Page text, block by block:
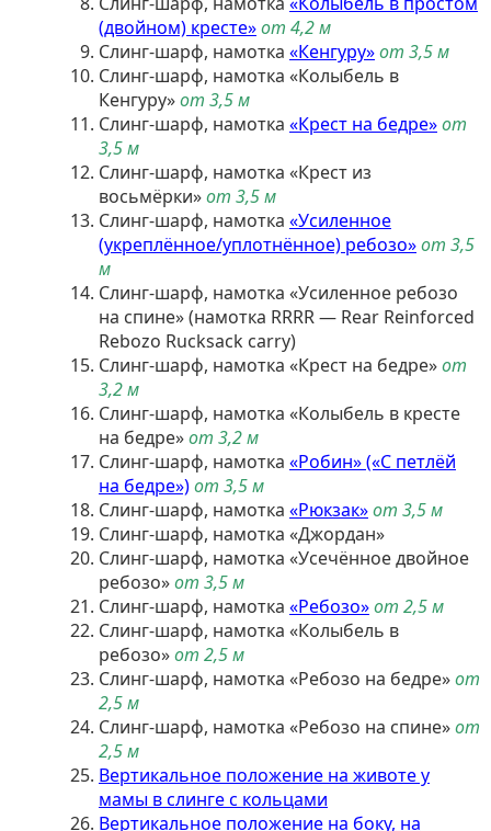
(двойном) кресте»от 4,2 м
Слинг-шарф, намотка «Кенгуру»от 3,5 м
Слинг-шарф, намотка «Колыбель в
Кенгуру»от 3,5 м
Слинг-шарф, намотка «Крест на бедре»от
3,5 м
Слинг-шарф, намотка «Крест из
восьмёрки»от 3,5 м
Слинг-шарф, намотка «Усиленное
(укреплённое/уплотнённое) ребозо»от 3,5
м
Слинг-шарф, намотка «Усиленное ребозо
на спине» (намотка RRRR — Rear Reinforced
Rebozo Rucksack carry)
Слинг-шарф, намотка «Крест на бедре»от
3,2 м
Слинг-шарф, намотка «Колыбель в кресте
на бедре»от 3,2 м
Слинг-шарф, намотка «Робин» («С петлёй
на бедре»)от 3,5 м
Слинг-шарф, намотка «Рюкзак»от 3,5 м
Слинг-шарф, намотка «Джордан»
Слинг-шарф, намотка «Усечённое двойное
ребозо»от 3,5 м
Слинг-шарф, намотка «Ребозо»от 2,5 м
Слинг-шарф, намотка «Колыбель в
ребозо»от 2,5 м
Слинг-шарф, намотка «Ребозо на бедре»от
2,5 м
Слинг-шарф, намотка «Ребозо на спине»от
2,5 м
Вертикальное положение на животе у
мамы в слинге с кольцами
Вертикальное положение на боку, на